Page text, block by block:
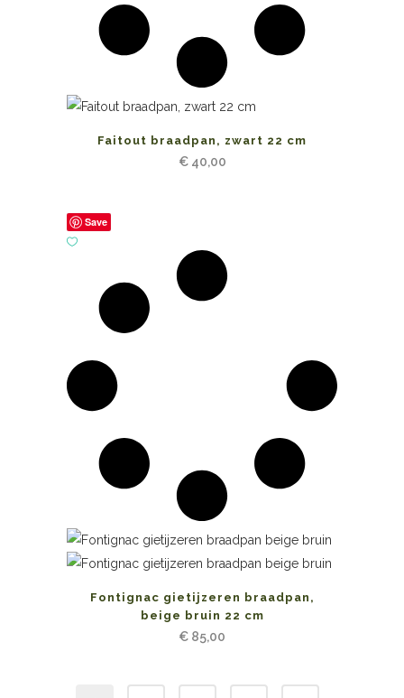
Faitout braadpan, zwart 22 cm
€40,00
Save
Fontignac gietijzeren braadpan,
beige bruin 22 cm
€ 85,00